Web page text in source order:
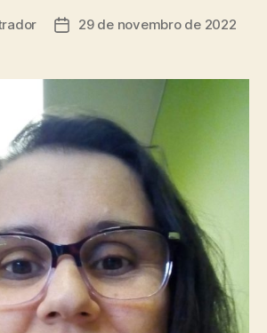
29 de novembro de 2022